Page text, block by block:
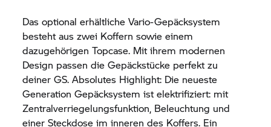
Das optional erhältliche Vario-Gepäcksystem
besteht aus zwei Koffern sowie einem
dazugehörigen Topcase. Mit ihrem modernen
Design passen die Gepäckstücke perfekt zu
deiner GS. Absolutes Highlight: Die neueste
Generation Gepäcksystem ist elektrifiziert: mit
Zentralverriegelungsfunktion, Beleuchtung und
einer Steckdose im inneren des Koffers. Ein